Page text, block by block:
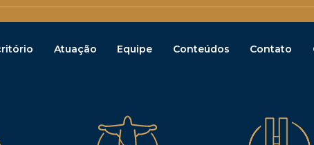
Atuação Equipe Conteúdos Contato